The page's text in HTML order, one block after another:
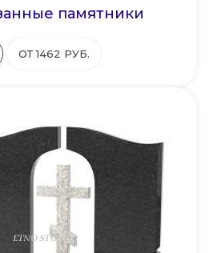
памятники
ОТ 1462 РУБ.